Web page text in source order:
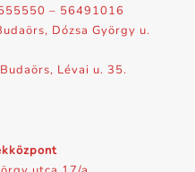
– 56491016
Dózsa György u.
Lévai u. 35.